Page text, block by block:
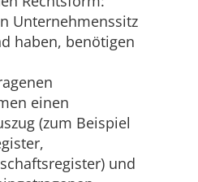
Unternehmenssitz
haben, benötigen
einen
(zum Beispiel
und